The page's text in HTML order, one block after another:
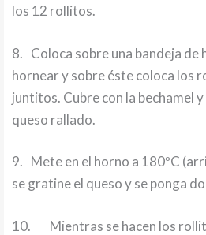
los 12 rollitos.
8. Coloca sobre una bandeja de
hornear y sobre éste coloca los
juntitos. Cubre con la bechamel
queso rallado.
9. Mete en el horno a 180ºC
se gratine el queso y se ponga
10.
Mientras se hacen los